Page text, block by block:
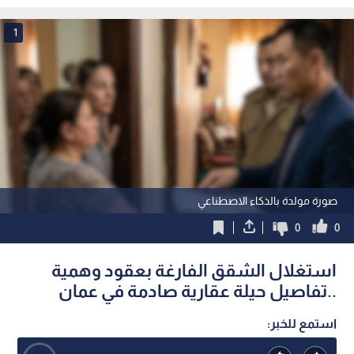
صورة مولدة بالذكاء الاصطناعي
1
0
0
استغلال الشقق الفارغة بعقود وهمية
..تفاصيل حيلة عقارية صادمة في عمان
استمع للخبر: